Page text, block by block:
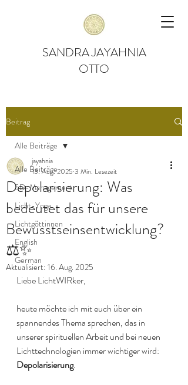
SANDRA JAYAHNIA
OTTO
Beitrag
Alle Beiträge
5D-Management
Licht-Yoga
Lichtgöttinnen
English
German
Alle Beiträge
Depolarisierung: Was
bedeutet das für unsere
Bewusstseinsentwicklung?
⚖️✨
jayahnia
13. Aug. 2025 3 Min. Lesezeit
Aktualisiert: 16. Aug. 2025
Liebe LichtWIRker,
heute möchte ich mit euch über ein
spannendes Thema sprechen, das in
unserer spirituellen Arbeit und bei neuen
Lichttechnologien immer wichtiger wird:
Depolarisierung.